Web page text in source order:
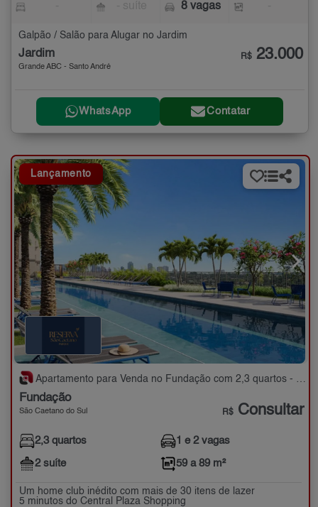
8 vagas
Galpão / Salão para Alugar no Jardim
Jardim
Grande ABC - Santo André
R$ 23.000
WhatsApp Contatar
Lançamento
Apartamento para Venda no Fundação com 2,3 quartos - 59 a 89 m²
Fundação
São Caetano do Sul R$ Consultar
2,3 quartos
2 suíte
1 e 2 vagas
59 a 89 m²
Um home club inédito com mais de 30 itens de lazer
5 minutos do Central Plaza Shopping